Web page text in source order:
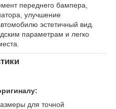
переднего бампера,
улучшение
эстетичный вид.
параметрам и легко
для точной